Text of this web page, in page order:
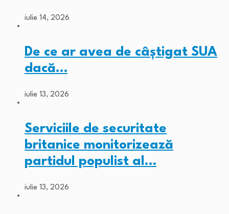
iulie 14, 2026
De ce ar avea de câștigat SUA
dacă…
iulie 13, 2026
Serviciile de securitate
britanice monitorizează
partidul populist al…
iulie 13, 2026